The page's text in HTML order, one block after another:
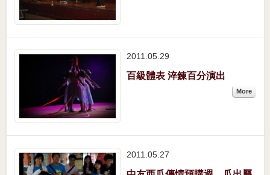
2011.05 29
百級體表 淬鍊百分演出
More
2011.05 27